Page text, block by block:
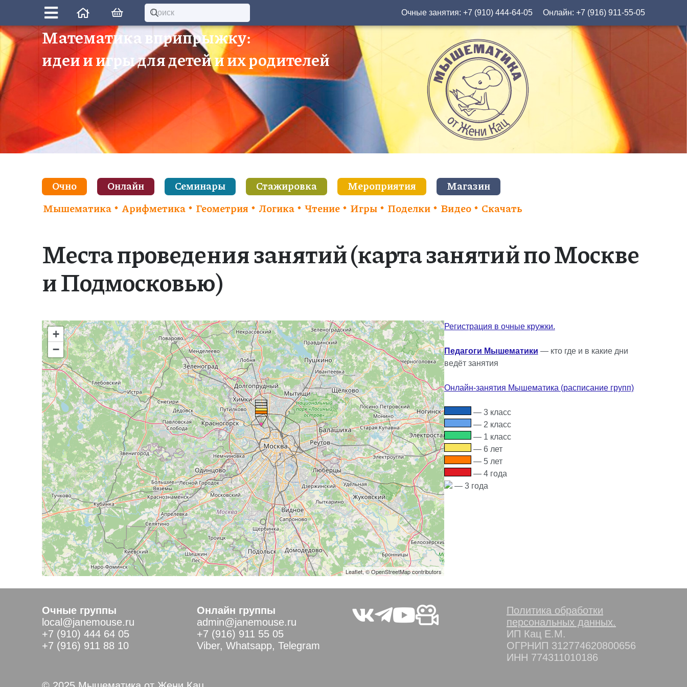
Очные занятия:+7 (910) 444-64-05 Онлайн:+7 (916) 911-55-05
Математика вприпрыжку:
идеи и игры для детей и их родителей
Очно Онлайн Семинары Стажировка Мероприятия
Магазин
Мышематика
Арифметика Геометрия Логика Чтение Игры Поделки Видео Скачать
Места проведения занятий (карта занятий по Москве
и Подмосковью)
+
−
Leaflet, ©OpenStreetMapcontributors
Регистрация в очные кружки.
Педагоги Мышематики — кто где и в какие дни
ведёт занятия
Онлайн-занятия Мышематика (расписание групп)
— 3 класс
— 2 класс
— 1 класс
— 6 лет
— 5 лет
— 4 года
— 3 года
Онлайн группы
admin@janemouse.ru
+7 (916) 911 55 05
Viber, Whatsapp, Telegram
Очные группы
local@janemouse.ru
+7 (910) 444 64 05
+7 (916) 911 88 10
Политика обработки
персональных данных.
ИП Кац Е.М.
ОГРНИП 312774620800656
ИНН 774311010186